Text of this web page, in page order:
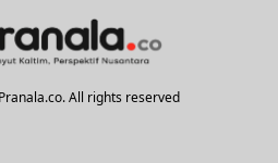
All rights reserved